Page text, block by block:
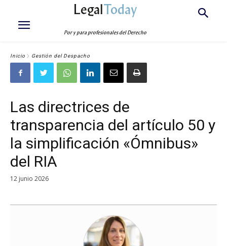
LegalToday
Por y para profesionales del Derecho
Inicio Gestión del Despacho
Las directrices de
transparencia del artículo 50 y
la simplificación «Ómnibus»
del RIA
12 junio 2026